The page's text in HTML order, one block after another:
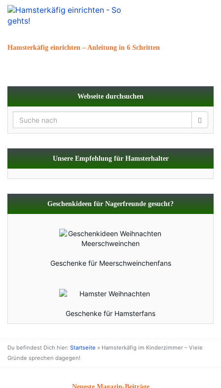
Hamsterkäfig einrichten – Anleitung in 6 Schritten
Webseite durchsuchen
Unsere Empfehlung für Hamsterhalter
Geschenkideen für Nagerfreunde gesucht?
Geschenke für Meerschweinchenfans
Geschenke für Hamsterfans
Du befindest Dich hier: Startseite » Hamsterkäfig im Kinderzimmer – Viele
Gründe sprechen dagegen!